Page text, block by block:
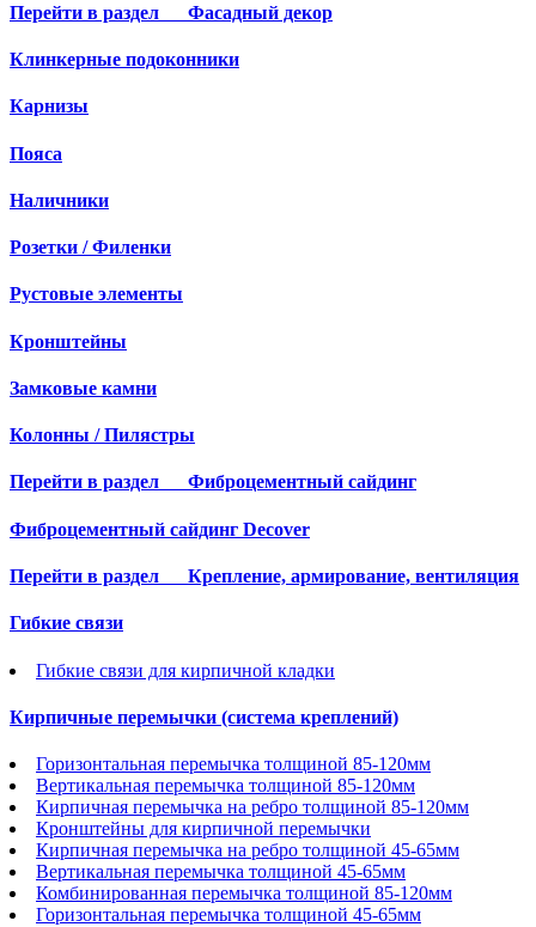
Перейти в раздел Фасадный декор
Клинкерные подоконники
Карнизы
Пояса
Наличники
Розетки / Филенки
Рустовые элементы
Кронштейны
Замковые камни
Колонны / Пилястры
Перейти в раздел Фиброцементный сайдинг
Фиброцементный сайдинг Decover
Перейти в раздел Крепление, армирование, вентиляция
Гибкие связи
Гибкие связи для кирпичной кладки
Кирпичные перемычки (система креплений)
Горизонтальная перемычка толщиной 85-120мм
Вертикальная перемычка толщиной 85-120мм
Кирпичная перемычка на ребро толщиной 85-120мм
Кронштейны для кирпичной перемычки
Кирпичная перемычка на ребро толщиной 45-65мм
Вертикальная перемычка толщиной 45-65мм
Комбинированная перемычка толщиной 85-120мм
Горизонтальная перемычка толщиной 45-65мм